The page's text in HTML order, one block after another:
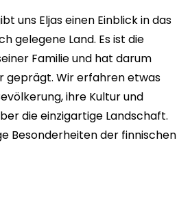
uns Eljas einen Einblick in das
gelegene Land. Es ist die
Familie und hat darum
geprägt. Wir erfahren etwas
ihre Kultur und
die einzigartige Landschaft.
Besonderheiten der finnischen